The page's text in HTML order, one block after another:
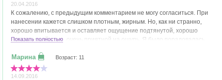
20.04.2016
К сожалению, с предыдущим комментарием не могу согласиться. При
нанесении кажется слишком плотным, жирным. Но, как ни странно,
хорошо впитывается и оставляет ощущение подтянутой, хорошо
увлажненной кожи, очень приятной на ощупь. Я было порадовалась
моя кожа начала сохнуть (обезводилась), стала неприятной на ощупь,
похожей на наждачную бумагу, смазанную салом ((, в уголках губ
появилось шелушение. В общем, не мой крем. Кожа у меня хоть и
Показать полностью
Возраст: 11
14.09.2016